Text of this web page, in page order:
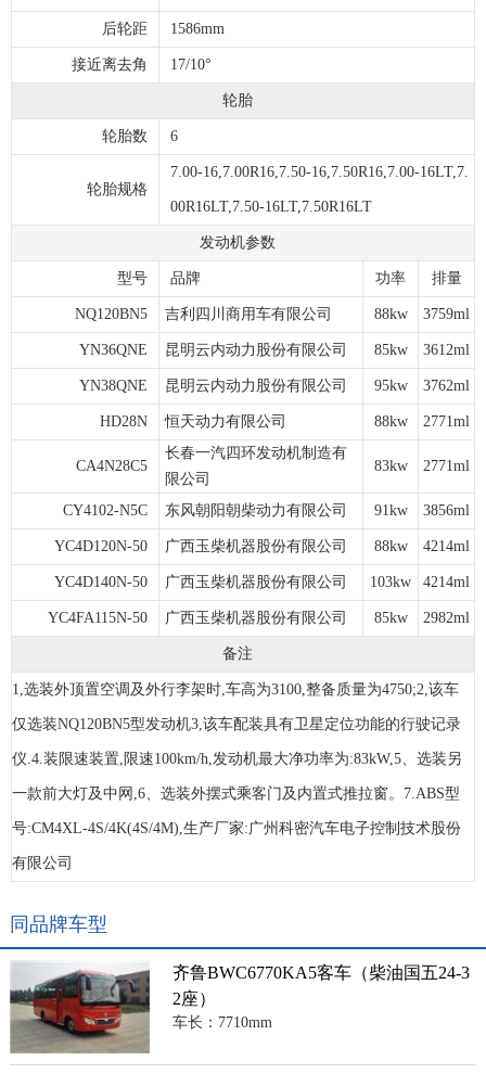
后轮距 1586mm
接近离去角 17/10°
轮胎
轮胎数 6
轮胎规格
7.00-16,7.00R16,7.50-16,7.50R16,7.00-16LT,7.
00R16LT,7.50-16LT,7.50R16LT
发动机参数
型号 品牌 功率 排量
NQ120BN5 吉利四川商用车有限公司 88kw 3759ml
YN36QNE 昆明云内动力股份有限公司 85kw 3612ml
YN38QNE 昆明云内动力股份有限公司 95kw 3762ml
HD28N 恒天动力有限公司 88kw 2771ml
CA4N28C5
长春一汽四环发动机制造有
限公司
83kw 2771ml
CY4102-N5C 东风朝阳朝柴动力有限公司 91kw 3856ml
YC4D120N-50 广西玉柴机器股份有限公司 88kw 4214ml
YC4D140N-50 广西玉柴机器股份有限公司 103kw 4214ml
YC4FA115N-50 广西玉柴机器股份有限公司 85kw 2982ml
备注
1,选装外顶置空调及外行李架时,车高为3100,整备质量为4750;2,该车
仅选装NQ120BN5型发动机3,该车配装具有卫星定位功能的行驶记录
仪.4.装限速装置,限速100km/h,发动机最大净功率为:83kW,5、选装另
一款前大灯及中网,6、选装外摆式乘客门及内置式推拉窗。7.ABS型
号:CM4XL-4S/4K(4S/4M),生产厂家:广州科密汽车电子控制技术股份
有限公司
同品牌车型
齐鲁BWC6770KA5客车（柴油国五24-3
2座）
车长：7710mm